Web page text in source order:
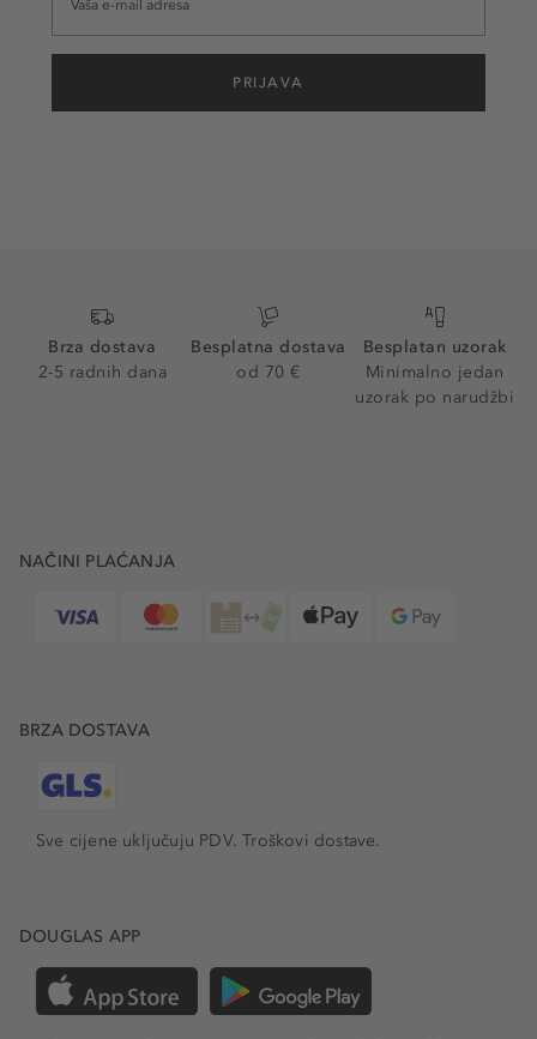
PRIJAVA
Brza dostava
2-5 radnih dana
Besplatna dostava
od 70 €
Besplatan uzorak
Minimalno jedan
uzorak po narudžbi
NAČINI PLAĆANJA
BRZA DOSTAVA
Sve cijene uključuju PDV.Troškovi dostave.
DOUGLAS APP